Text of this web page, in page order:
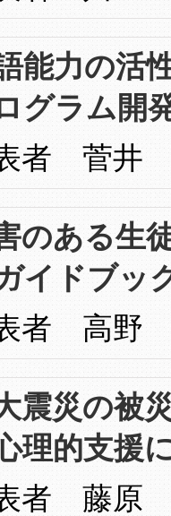
能力の活
グラム開
者 菅井
のある生
イドブッ
者 高野
震災の被
理的支援
者 藤原